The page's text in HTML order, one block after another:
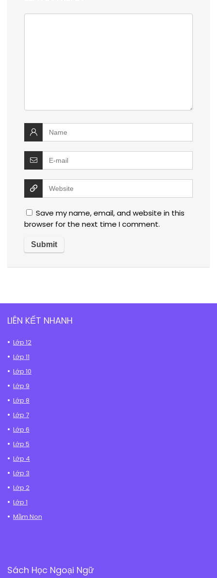
Save my name, email, and website in this
browser for the next time I comment.
LIÊN KẾT NHANH
Lớp 12
Lớp 11
Lớp 10
Lớp 9
Lớp 8
Lớp 7
Lớp 6
Lớp 5
Lớp 4
Lớp 3
Lớp 2
Lớp 1
Mầm Non
Sách Học Ngoại Ngữ